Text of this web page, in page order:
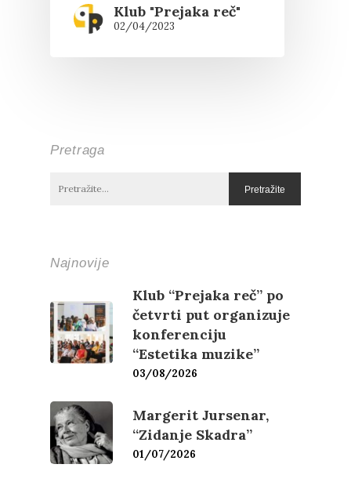
Klub "Prejaka reč"
02/04/2023
Pretraga
Najnovije
Klub “Prejaka reč” po
četvrti put organizuje
konferenciju
“Estetika muzike”
03/08/2026
Margerit Jursenar,
“Zidanje Skadra”
01/07/2026